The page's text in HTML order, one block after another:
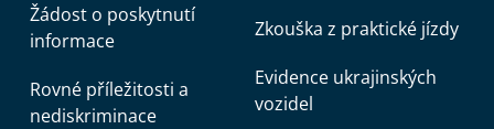
Žádost o poskytnutí
informace
Rovné příležitosti a
nediskriminace
Zkouška z praktické jízdy
Evidence ukrajinských
vozidel